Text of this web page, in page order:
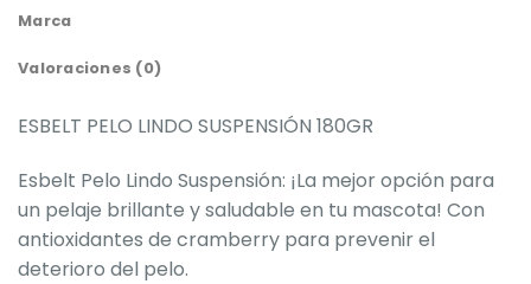
Marca
Valoraciones (0)
ESBELT PELO LINDO SUSPENSIÓN 180GR
Esbelt Pelo Lindo Suspensión: ¡La mejor opción para
un pelaje brillante y saludable en tu mascota! Con
antioxidantes de cramberry para prevenir el
deterioro del pelo.